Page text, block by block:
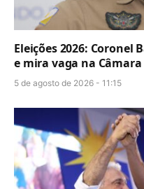
Eleições 2026: Coronel
e mira vaga na Câmara
5 de agosto de 2026 - 11:15